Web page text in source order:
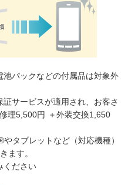
パックなどの付属品は対象外
サービスが適用され、お客さ
理5,500円 ＋外装交換1,650
タブレットなど（対応機種）
ます。
ください